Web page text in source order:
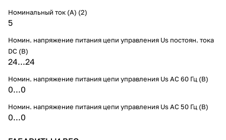
Номинальный ток (А) (2)
5
Номин. напряжение питания цепи управления Us постоян. тока
DC (В)
24...24
Номин. напряжение питания цепи управления Us AC 60 Гц (В)
0...0
Номин. напряжение питания цепи управления Us AC 50 Гц (В)
0...0